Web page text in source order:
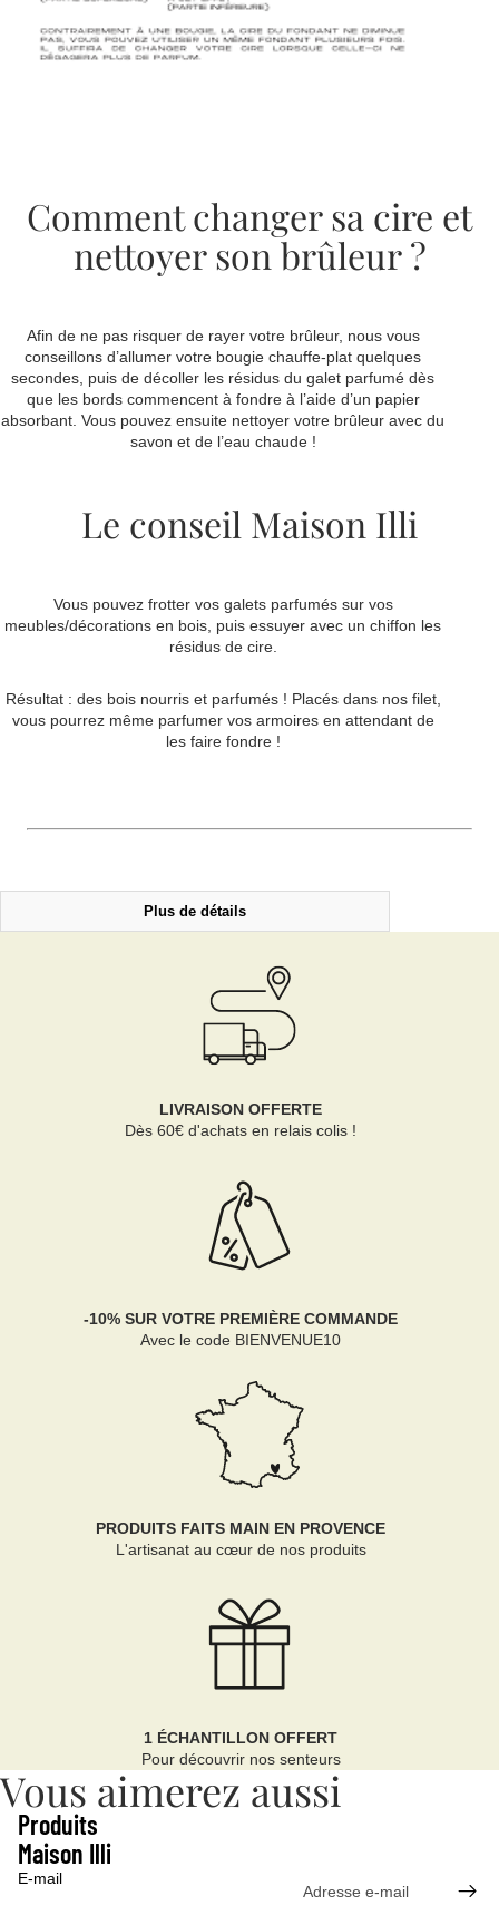
Comment changer sa cire et
nettoyer son brûleur ?
Afin de ne pas risquer de rayer votre brûleur, nous vous
conseillons d’allumer votre bougie chauffe-plat quelques
secondes, puis de décoller les résidus du galet parfumé dès
que les bords commencent à fondre à l’aide d’un papier
absorbant. Vous pouvez ensuite nettoyer votre brûleur avec du
savon et de l’eau chaude !
Le conseil Maison Illi
Vous pouvez frotter vos galets parfumés sur vos
meubles/décorations en bois, puis essuyer avec un chiffon les
résidus de cire.
Résultat : des bois nourris et parfumés ! Placés dans nos filet,
vous pourrez même parfumer vos armoires en attendant de
les faire fondre !
Plus de détails
LIVRAISON OFFERTE
Dès 60€ d'achats en relais colis !
-10% SUR VOTRE PREMIÈRE COMMANDE
Avec le code BIENVENUE10
PRODUITS FAITS MAIN EN PROVENCE
L'artisanat au cœur de nos produits
1 ÉCHANTILLON OFFERT
Pour découvrir nos senteurs
Vous aimerez aussi
Produits
Maison Illi
E-mail